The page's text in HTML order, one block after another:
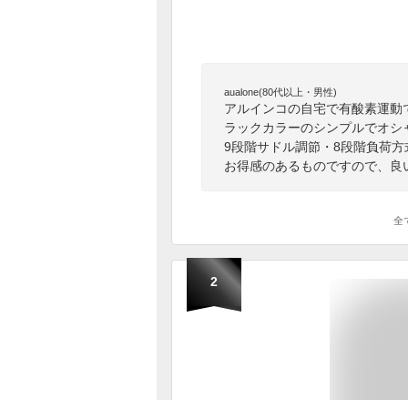
aualone(80代以上・男性)
アルインコの自宅で有酸素運
ラックカラーのシンプルでオ
9段階サドル調節・8段階負荷
お得感のあるものですので、
全
2